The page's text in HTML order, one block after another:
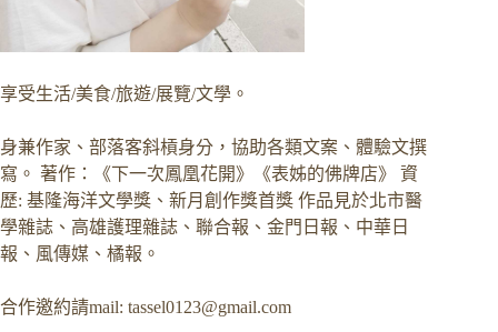
享受生活/美食/旅遊/展覽/文學。
身兼作家、部落客斜槓身分，協助各類文案、體驗文撰
寫。 著作：《下一次鳳凰花開》《表姊的佛牌店》 資
歷: 基隆海洋文學獎、新月創作獎首獎 作品見於北市醫
學雜誌、高雄護理雜誌、聯合報、金門日報、中華日
報、風傳媒、橘報。
合作邀約請mail: tassel0123@gmail.com